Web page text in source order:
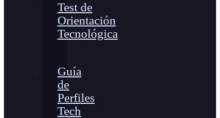
Test de
Orientación
Tecnológica
Guía
de
Perfiles
Tech